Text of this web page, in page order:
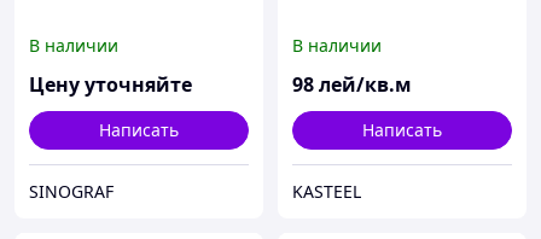
В наличии
Цену уточняйте
Написать
SINOGRAF
В наличии
98лей/кв.м
Написать
KASTEEL